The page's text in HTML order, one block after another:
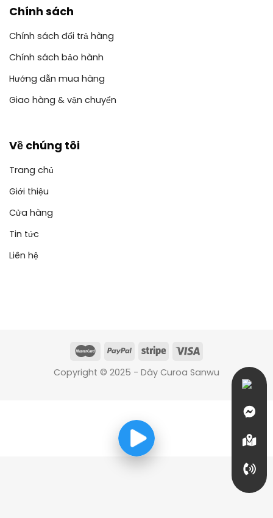
Chính sách
Chính sách đổi trả hàng
Chính sách bảo hành
Hướng dẫn mua hàng
Giao hàng & vận chuyển
Về chúng tôi
Trang chủ
Giới thiệu
Cửa hàng
Tin tức
Liên hệ
Copyright © 2025 - Dây Curoa Sanwu